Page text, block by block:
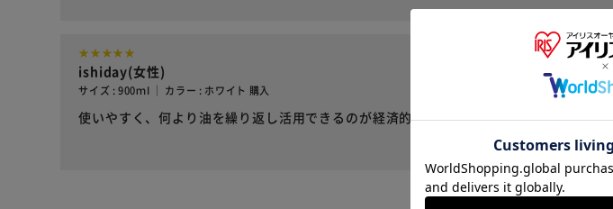
ishiday(女性)
サイズ : 900ｍI ｜ カラー : ホワイト 購入
使いやすく、何より油を繰り返し活用できるのが経済的！
※ご確認ください